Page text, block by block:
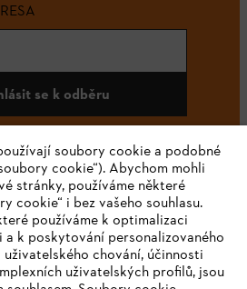
se k odběru
#STIHL
soubory cookie a podobné
cookie“). Abychom mohli
stránky, používáme některé
cookie“ i bez vašeho souhlasu.
používáme k optimalizaci
k poskytování personalizovaného
chování, účinnosti
uživatelských profilů, jsou